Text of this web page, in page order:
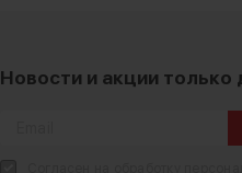
Новости и акции только